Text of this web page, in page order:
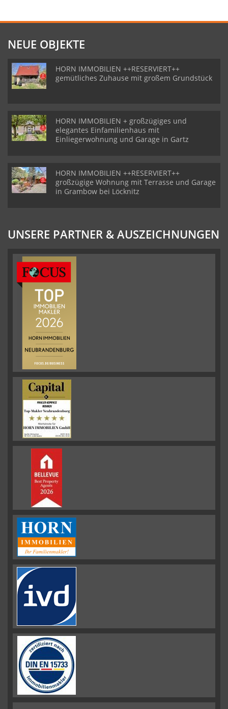
NEUE OBJEKTE
HORN IMMOBILIEN ++RESERVIERT++
gemütliches Zuhause mit großem Grundstück
HORN IMMOBILIEN + großzügiges und
elegantes Einfamilienhaus mit
Einliegerwohnung und Garage in Gartz
HORN IMMOBILIEN ++RESERVIERT++
großzügige Wohnung mit Terrasse und Garage
in Grambow bei Löcknitz
UNSERE PARTNER & AUSZEICHNUNGEN